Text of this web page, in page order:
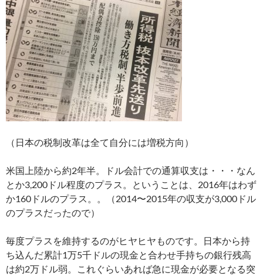
（日本の税制改革は全て自分には増税方向）
米国上陸から約2年半。ドル会計での通算収支は・・・なん
とか3,200ドル程度のプラス。ということは、2016年はわず
か160ドルのプラス。。（2014〜2015年の収支が3,000ドル
のプラスだったので）
毎度プラスを維持するのがヒヤヒヤものです。日本から持
ち込んだ累計1万5千ドルの現金と合わせ手持ちの銀行残高
は約2万ドル弱。これぐらいあれば急に現金が必要となる突